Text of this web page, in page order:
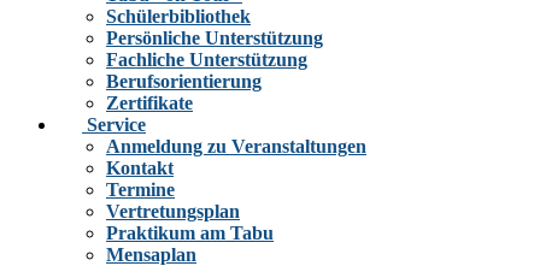
Schülerbibliothek
Persönliche Unterstützung
Fachliche Unterstützung
Berufsorientierung
Zertifikate
Service
Anmeldung zu Veranstaltungen
Kontakt
Termine
Vertretungsplan
Praktikum am Tabu
Mensaplan